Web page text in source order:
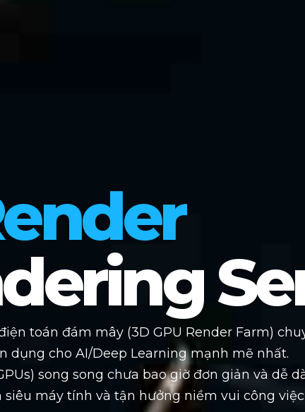
toán đám mây (3D GPU Render Farm)
dụng cho AI/Deep Learning mạnh mẽ nhất.
song song chưa bao giờ đơn giản và dễ
máy tính và tận hưởng niềm vui công việc